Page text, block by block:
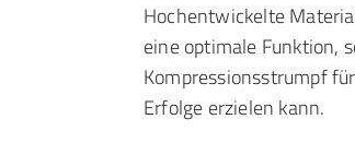
Hochentwickelte
eine optimale Funktion,
Kompressionsstrumpf
Erfolge erzielen kann.